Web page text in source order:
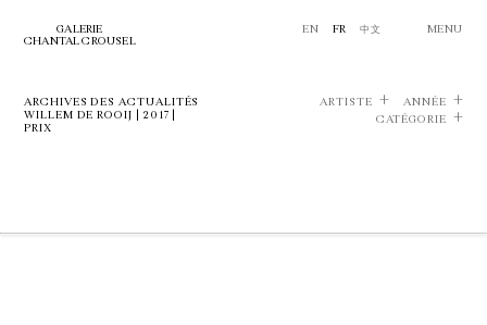
GALERIE
CHANTAL CROUSEL
EN FR 中文 MENU
ARCHIVES DES ACTUALITÉS
WILLEM DE ROOIJ | 2017 |
PRIX
ARTISTE
ANNÉE
CATÉGORIE